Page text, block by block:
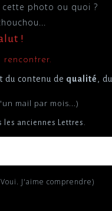
photo ou quoi ?
!
rencontrer.
contenu de qualité, du
mail par mois...)
les anciennes Lettres.
? Excellent. Merci infiniment. Pourquoi ? (Voui. J'aime comprendre)